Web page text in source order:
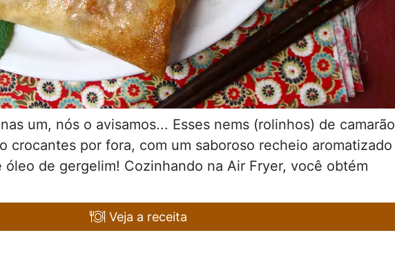
um, nós o avisamos... Esses nems (rolinhos) de camarão
crocantes por fora, com um saboroso recheio aromatizado
óleo de gergelim! Cozinhando na Air Fryer, você obtém
Veja a receita